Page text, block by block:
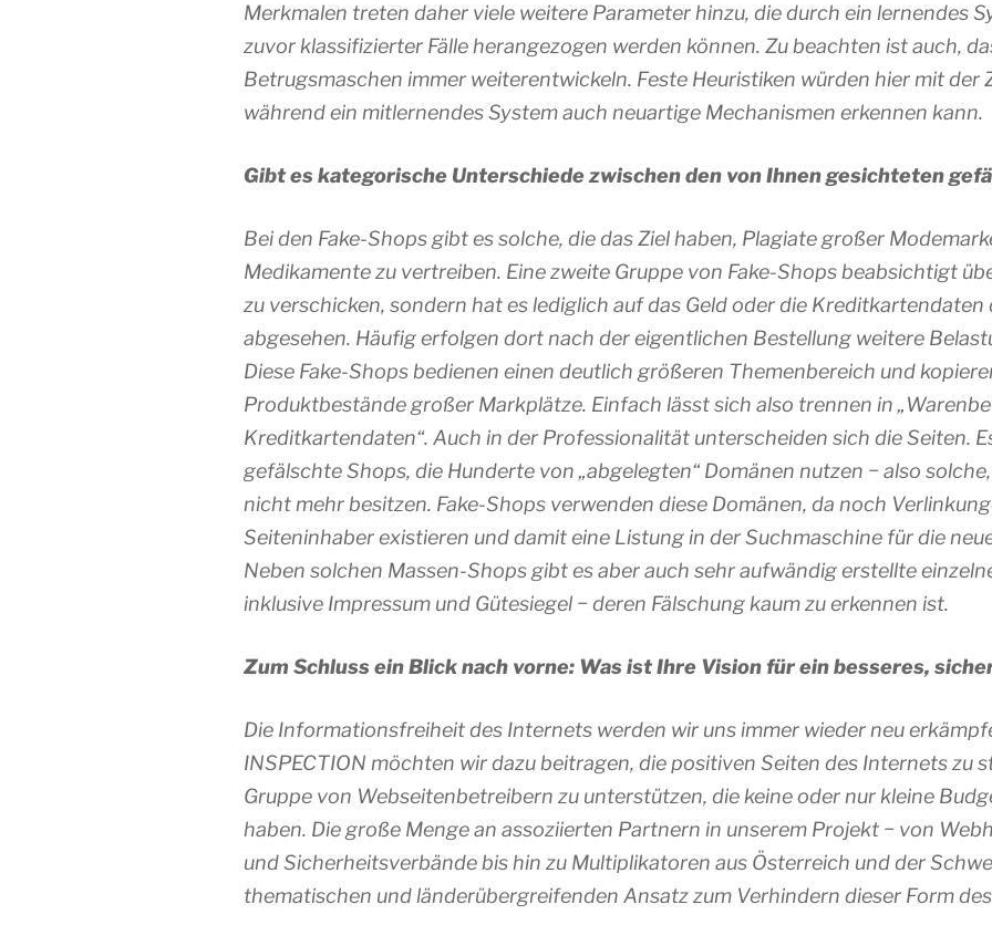
Merkmalen treten daher viele weitere Parameter hinzu, die durch ein lernendes
zuvor klassifizierter Fälle herangezogen werden können. Zu beachten ist auch,
Betrugsmaschen immer weiterentwickeln. Feste Heuristiken würden hier mit der
während ein mitlernendes System auch neuartige Mechanismen erkennen kann.
Gibt es kategorische Unterschiede zwischen den von Ihnen gesichteten
Bei den Fake-Shops gibt es solche, die das Ziel haben, Plagiate großer
Medikamente zu vertreiben. Eine zweite Gruppe von Fake-Shops beabsichtigt
zu verschicken, sondern hat es lediglich auf das Geld oder die Kreditkartendaten
abgesehen. Häufig erfolgen dort nach der eigentlichen Bestellung weitere
Diese Fake-Shops bedienen einen deutlich größeren Themenbereich und
Produktbestände großer Markplätze. Einfach lässt sich also trennen in
Kreditkartendaten“. Auch in der Professionalität unterscheiden sich die Seiten.
gefälschte Shops, die Hunderte von „abgelegten“ Domänen nutzen − also
nicht mehr besitzen. Fake-Shops verwenden diese Domänen, da noch
Seiteninhaber existieren und damit eine Listung in der Suchmaschine für die
Neben solchen Massen-Shops gibt es aber auch sehr aufwändig erstellte
inklusive Impressum und Gütesiegel − deren Fälschung kaum zu erkennen ist.
Zum Schluss ein Blick nach vorne: Was ist Ihre Vision für ein besseres,
Die Informationsfreiheit des Internets werden wir uns immer wieder neu
INSPECTION möchten wir dazu beitragen, die positiven Seiten des Internets zu
Gruppe von Webseitenbetreibern zu unterstützen, die keine oder nur kleine
haben. Die große Menge an assoziierten Partnern in unserem Projekt − von
und Sicherheitsverbände bis hin zu Multiplikatoren aus Österreich und der
thematischen und länderübergreifenden Ansatz zum Verhindern dieser Form